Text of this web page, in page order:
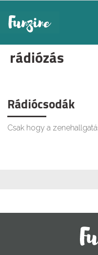
rádiózás
Rádiócsodák
Csak hogy a